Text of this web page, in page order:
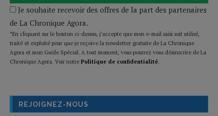
Je souhaite recevoir des offres de la part des partenaires
de La Chronique Agora.
*En cliquant sur le bouton ci-dessus, j’accepte que mon e-mail saisi soit utilisé,
traité et exploité pour que je reçoive la newsletter gratuite de La Chronique
Agora et mon Guide Spécial. A tout moment, vous pourrez vous désinscrire de La
Chronique Agora. Voir notre Politique de confidentialité.
REJOIGNEZ-NOUS